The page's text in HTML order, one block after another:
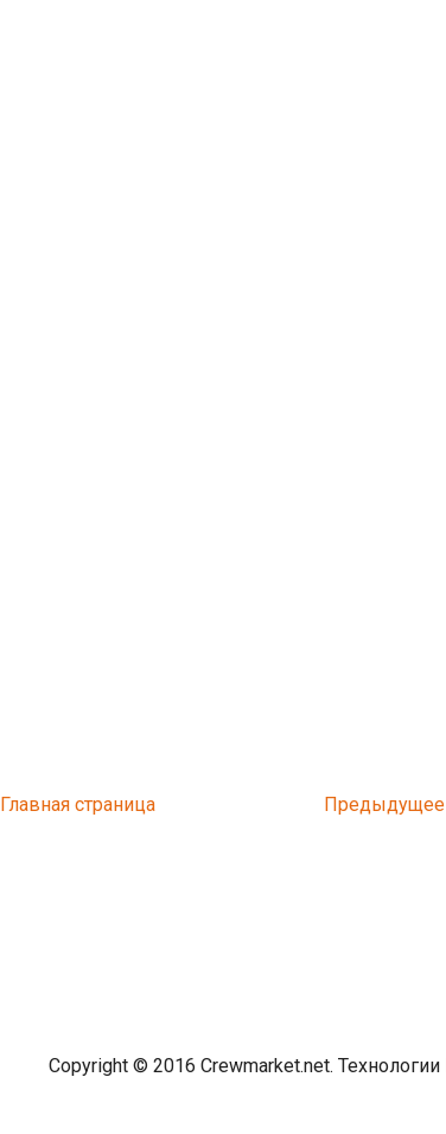
Предыдущее
Главная страница
Copyright © 2016 Crewmarket.net. Технологии